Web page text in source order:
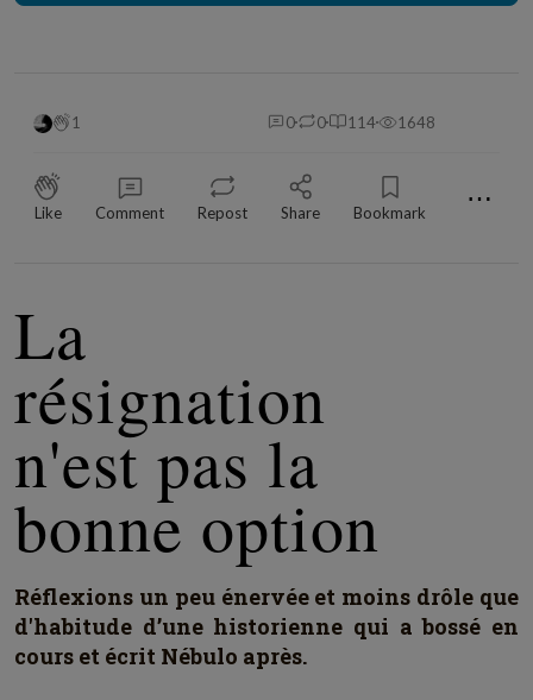
1 0 0 114 1648
Like Comment Repost Share Bookmark ⋯
La
résignation
n'est pas la
bonne option
Réflexions un peu énervée et moins drôle que
d'habitude d’une historienne qui a bossé en
cours et écrit Nébulo après.